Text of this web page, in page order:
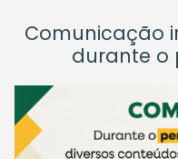
Comunicação
durante o